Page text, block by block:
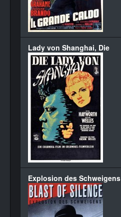
Lady von Shanghai, Die
Explosion des Schweigens